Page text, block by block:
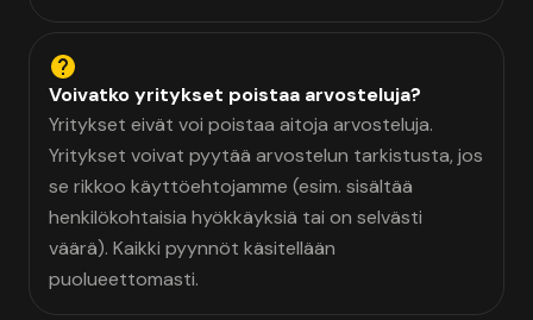
Voivatko yritykset poistaa arvosteluja?
Yritykset eivät voi poistaa aitoja arvosteluja.
Yritykset voivat pyytää arvostelun tarkistusta, jos
se rikkoo käyttöehtojamme (esim. sisältää
henkilökohtaisia hyökkäyksiä tai on selvästi
väärä). Kaikki pyynnöt käsitellään
puolueettomasti.